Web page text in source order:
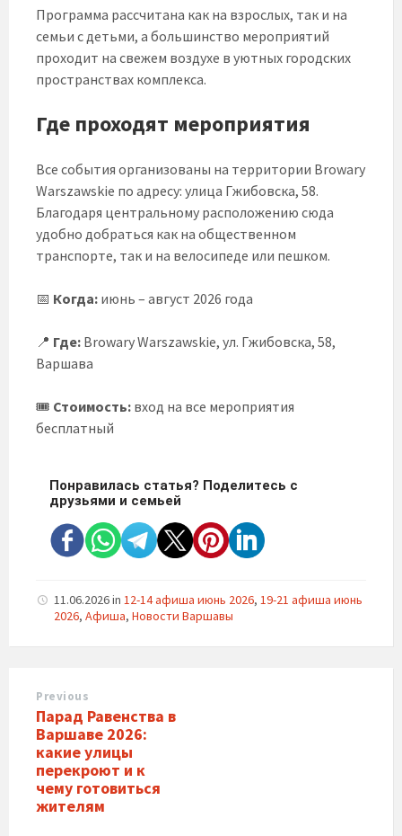
Программа рассчитана как на взрослых, так и на
семьи с детьми, а большинство мероприятий
проходит на свежем воздухе в уютных городских
пространствах комплекса.
Где проходят мероприятия
Все события организованы на территории Browary
Warszawskie по адресу: улица Гжибовска, 58.
Благодаря центральному расположению сюда
удобно добраться как на общественном
транспорте, так и на велосипеде или пешком.
📅 Когда: июнь – август 2026 года
📍 Где: Browary Warszawskie, ул. Гжибовска, 58,
Варшава
🎟 Стоимость: вход на все мероприятия
бесплатный
Понравилась статья? Поделитесь с
друзьями и семьей
11.06.2026in 12-14 афиша июнь 2026, 19-21 афиша июнь
2026, Афиша, Новости Варшавы
Previous
Парад Равенства в
Варшаве 2026:
какие улицы
перекроют и к
чему готовиться
жителям